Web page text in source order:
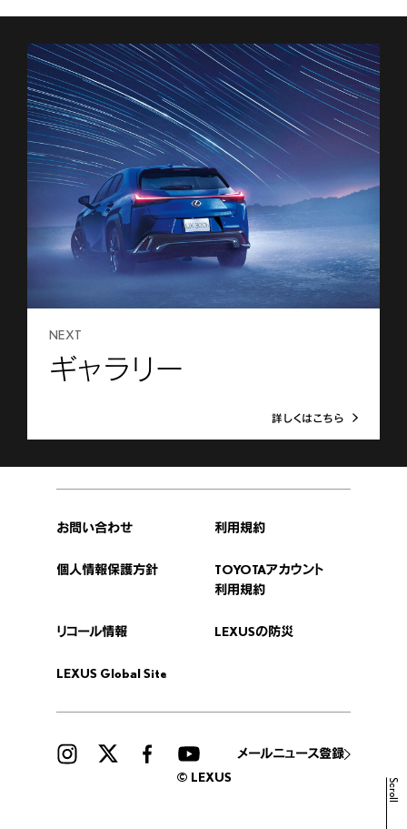
Scroll
NEXT
ギャラリー
詳しくはこちら
お問い合わせ 利用規約
個人情報保護方針
TOYOTAアカウント
利用規約
リコール情報 LEXUSの防災
LEXUS Global Site
メールニュース登録
© LEXUS